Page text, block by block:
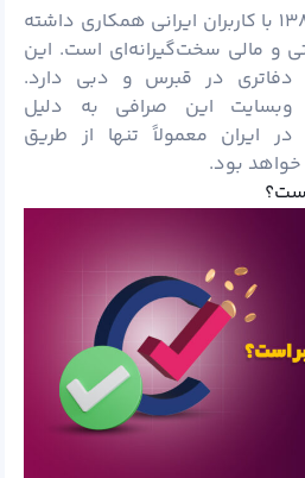
صرافی تاپ چنج از سال ۱۳۸۵ با کاربران ایرانی همکاری داشته
و مالی سخت‌گیرانه‌ای است. این
در قبرس و دبی دارد.
وبسایت این صرافی به دلیل
ایران معمولاً تنها از طریق
خواهد بود.